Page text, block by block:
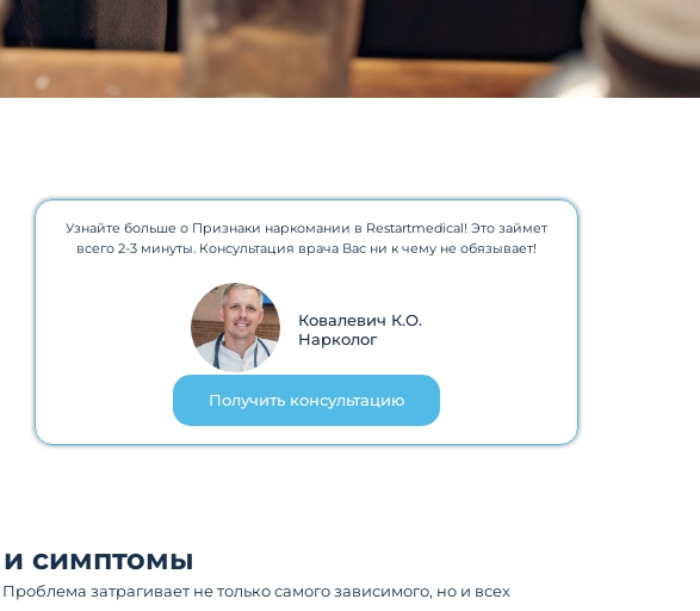
Узнайте больше о Признаки наркомании в Restartmedical! Это займет
всего 2-3 минуты. Консультация врача Вас ни к чему не обязывает!
Ковалевич К.О.
Нарколог
Получить консультацию
и симптомы
затрагивает не только самого зависимого, но и всех